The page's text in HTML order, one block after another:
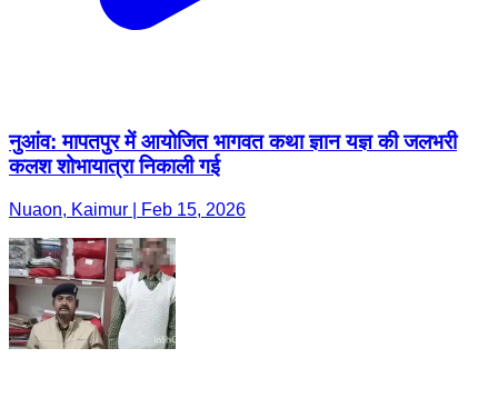
नुआंव: मापतपुर में आयोजित भागवत कथा ज्ञान यज्ञ की जलभरी
कलश शोभायात्रा निकाली गई
Nuaon, Kaimur | Feb 15, 2026